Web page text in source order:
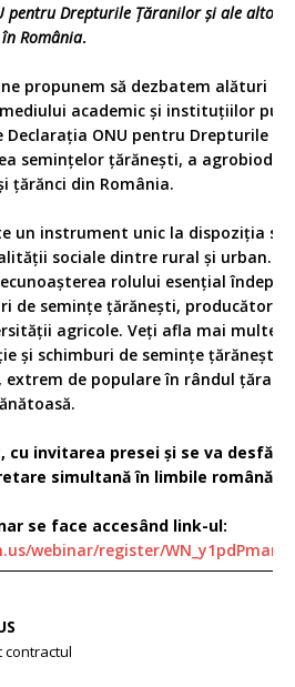
pentru Drepturile Țăranilor și ale altor
România.
propunem să dezbatem alături
academic și instituțiilor
ONU pentru Drepturile
semințelor țărănești, a
țărănci din România.
un instrument unic la dispoziția
sociale dintre rural și urban.
rolului esențial
de semințe țărănești, producători
agricole. Veți afla mai multe
și schimburi de semințe țărănești,
extrem de populare în rândul
cu invitarea presei și se va
simultană în limbile română și
se face accesând link-ul:
webinar/register/
contractul